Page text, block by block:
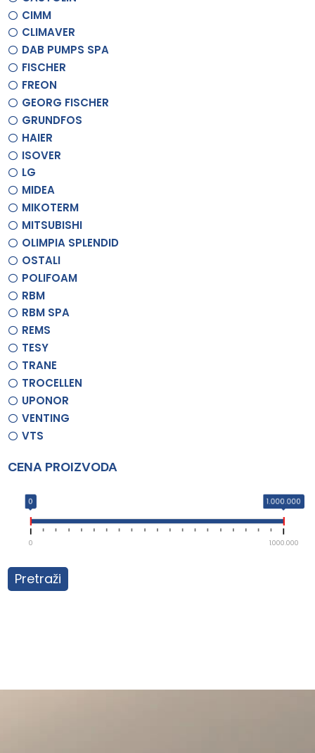
CIMM
CLIMAVER
DAB PUMPS SPA
FISCHER
FREON
GEORG FISCHER
GRUNDFOS
HAIER
ISOVER
LG
MIDEA
MIKOTERM
MITSUBISHI
OLIMPIA SPLENDID
OSTALI
POLIFOAM
RBM
RBM SPA
REMS
TESY
TRANE
TROCELLEN
UPONOR
VENTING
VTS
CENA PROIZVODA
0 1.000.000
0 1.000.000
Pretraži